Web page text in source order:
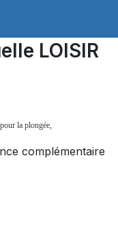
LOISIR
la plongée,
complémentaire